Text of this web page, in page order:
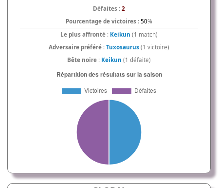
Défaites : 2
Pourcentage de victoires : 50%
Le plus affronté : Keikun (1 match)
Adversaire préféré : Tuxosaurus (1 victoire)
Bête noire : Keikun (1 défaite)